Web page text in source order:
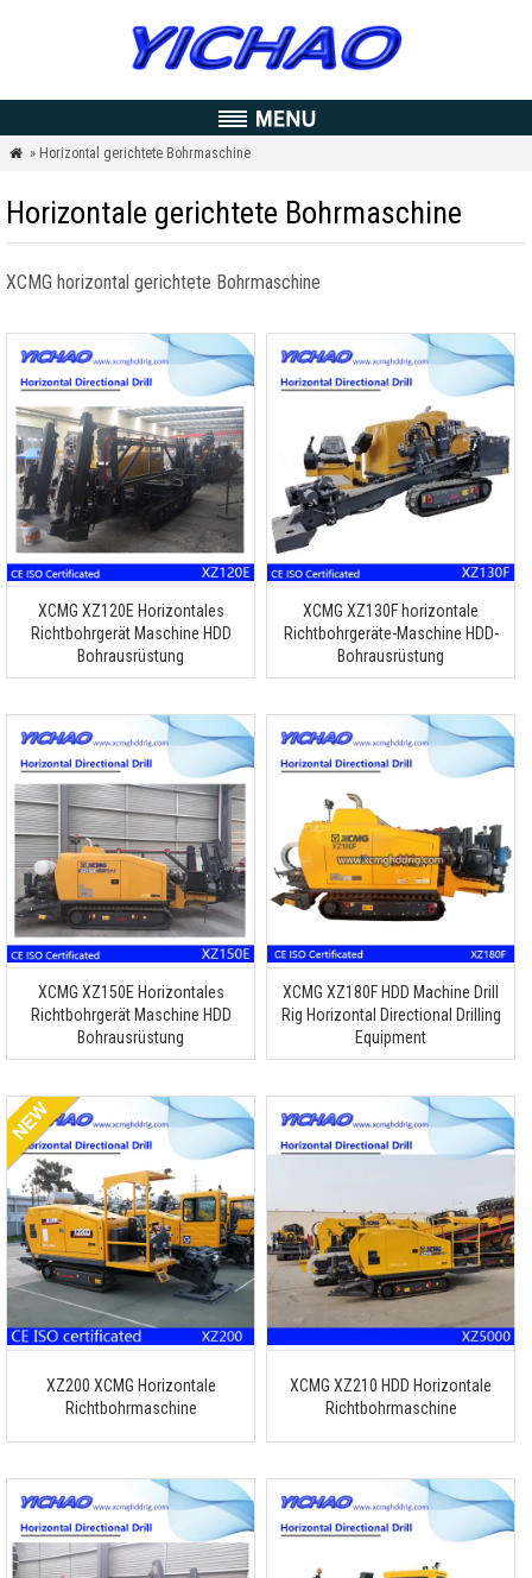
 » Horizontal gerichtete Bohrmaschine
Horizontale gerichtete Bohrmaschine
XCMG horizontal gerichtete Bohrmaschine
XCMG XZ120E Horizontales
Richtbohrgerät Maschine HDD
Bohrausrüstung
XCMG XZ130F horizontale
Richtbohrgeräte-Maschine HDD-
Bohrausrüstung
XCMG XZ150E Horizontales
Richtbohrgerät Maschine HDD
Bohrausrüstung
XCMG XZ180F HDD Machine Drill
Rig Horizontal Directional Drilling
Equipment
XZ200 XCMG Horizontale
Richtbohrmaschine
XCMG XZ210 HDD Horizontale
Richtbohrmaschine